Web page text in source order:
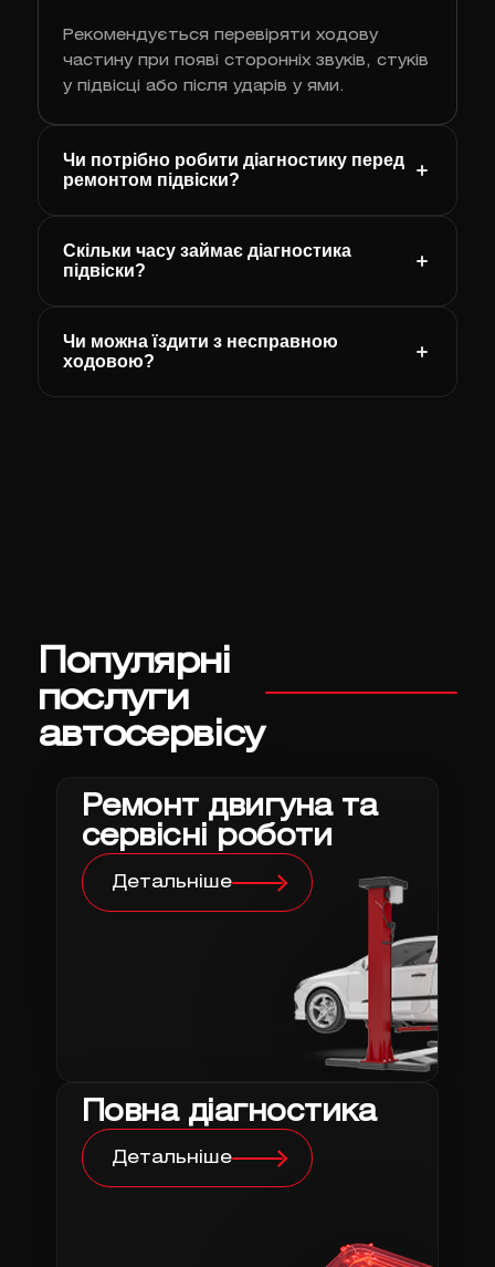
Рекомендується перевіряти ходову
частину при появі сторонніх звуків, стуків
у підвісці або після ударів у ями.
Чи потрібно робити діагностику перед
ремонтом підвіски?
Скільки часу займає діагностика
підвіски?
Чи можна їздити з несправною
ходовою?
Популярні
послуги
автосервісу
Ремонт двигуна та
сервісні роботи
Детальніше
Повна діагностика
Детальніше